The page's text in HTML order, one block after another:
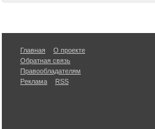
Главная
О проекте
Обратная связь
Правообладателям
Реклама
RSS